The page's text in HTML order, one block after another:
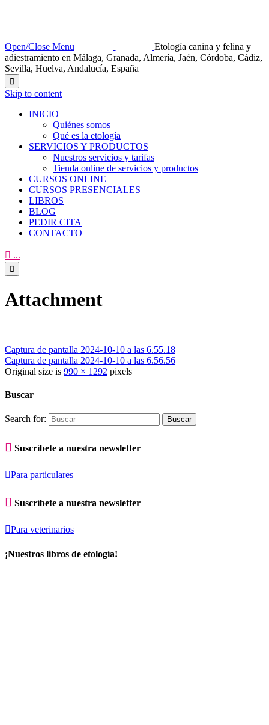
Open/Close Menu
Etología canina y felina y
adiestramiento en Málaga, Granada, Almería, Jaén, Córdoba, Cádiz,
Sevilla, Huelva, Andalucía, España

Skip to content
INICIO
Quiénes somos
Qué es la etología
SERVICIOS Y PRODUCTOS
Nuestros servicios y tarifas
Tienda online de servicios y productos
CURSOS ONLINE
CURSOS PRESENCIALES
LIBROS
BLOG
PEDIR CITA
CONTACTO
 ...

Attachment
Captura de pantalla 2024-10-10 a las 6.55.18
Captura de pantalla 2024-10-10 a las 6.56.56
Original size is 990 × 1292 pixels
Buscar
Search for:
 Suscríbete a nuestra newsletter
Para particulares
 Suscríbete a nuestra newsletter
Para veterinarios
¡Nuestros libros de etología!